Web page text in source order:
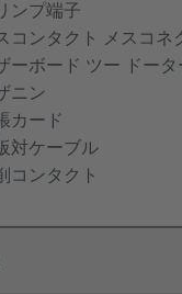
ンプ端子
コンタクト メスコネ
ーボード ツー ドータ
ニン
カード
対ケーブル
コンタクト